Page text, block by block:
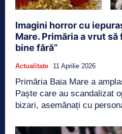
Imagini horror cu
Mare. Primăria a vrut să
bine fără”
Actualitate 11 Aprilie 2026
Primăria Baia Mare a
Paște care au scandalizat
bizari, asemănați cu